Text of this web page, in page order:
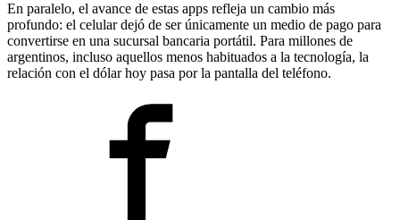
En paralelo, el avance de estas apps refleja un cambio más
profundo: el celular dejó de ser únicamente un medio de pago para
convertirse en una sucursal bancaria portátil. Para millones de
argentinos, incluso aquellos menos habituados a la tecnología, la
relación con el dólar hoy pasa por la pantalla del teléfono.